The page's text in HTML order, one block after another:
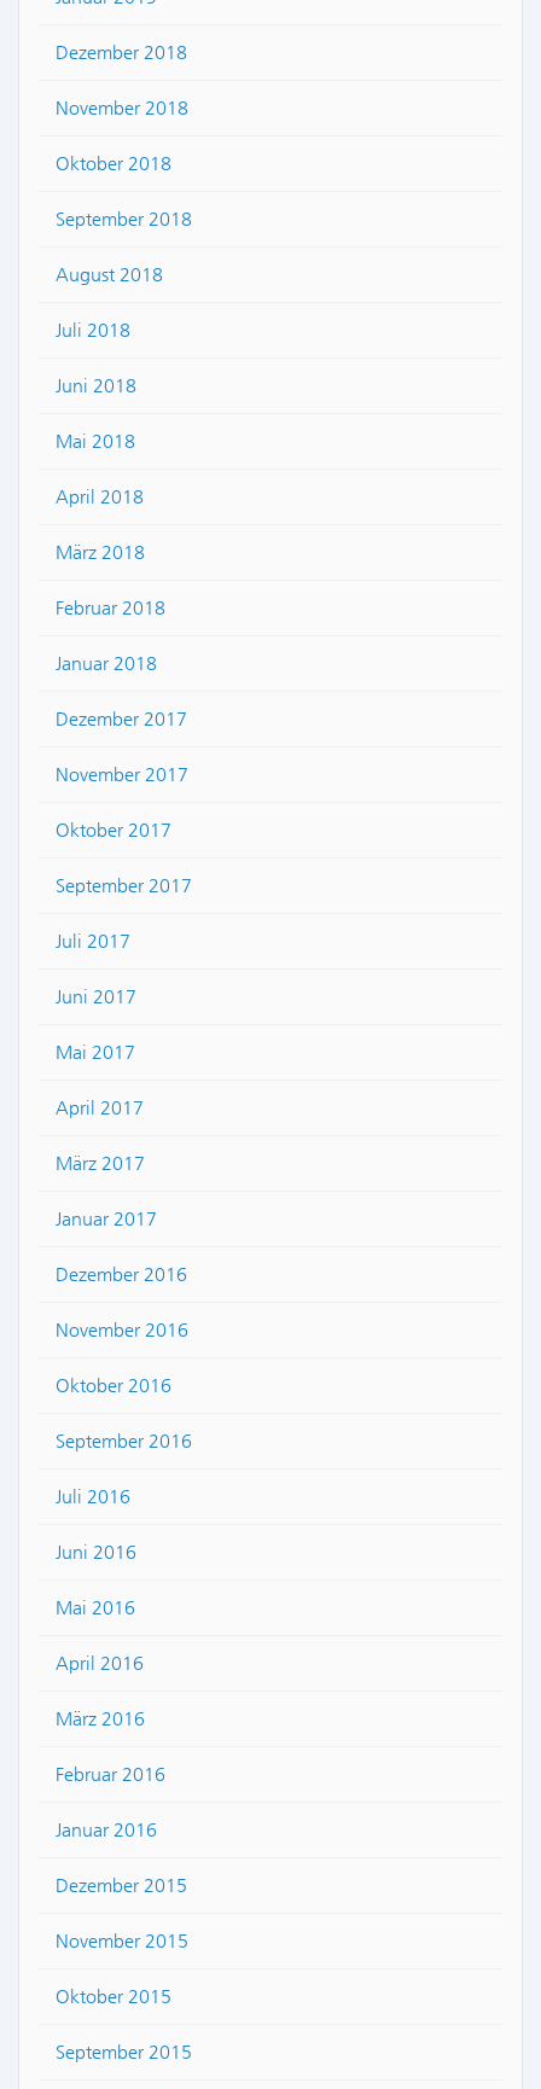
Dezember 2018
November 2018
Oktober 2018
September 2018
August 2018
Juli 2018
Juni 2018
Mai 2018
April 2018
März 2018
Februar 2018
Januar 2018
Dezember 2017
November 2017
Oktober 2017
September 2017
Juli 2017
Juni 2017
Mai 2017
April 2017
März 2017
Januar 2017
Dezember 2016
November 2016
Oktober 2016
September 2016
Juli 2016
Juni 2016
Mai 2016
April 2016
März 2016
Februar 2016
Januar 2016
Dezember 2015
November 2015
Oktober 2015
September 2015